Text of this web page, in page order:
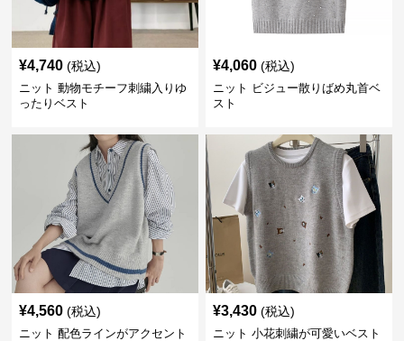
¥4,740 (税込)
ニット 動物モチーフ刺繍入りゆ
ったりベスト
¥4,060 (税込)
ニット ビジュー散りばめ丸首ベ
スト
¥4,560 (税込)
ニット 配色ラインがアクセント
¥3,430 (税込)
ニット 小花刺繍が可愛いベスト